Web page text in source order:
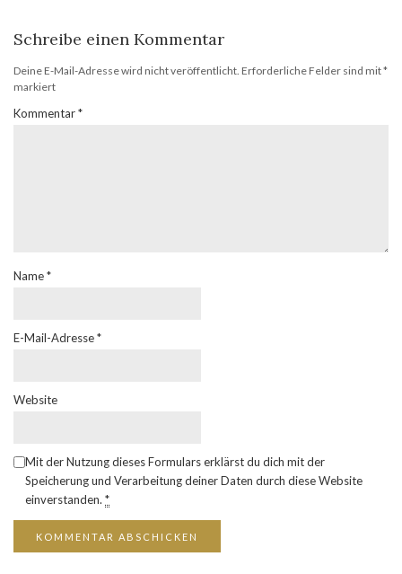
Schreibe einen Kommentar
Deine E-Mail-Adresse wird nicht veröffentlicht. Erforderliche Felder sind mit*
markiert
Kommentar*
Name*
E-Mail-Adresse*
Website
Mit der Nutzung dieses Formulars erklärst du dich mit der
Speicherung und Verarbeitung deiner Daten durch diese Website
einverstanden. *